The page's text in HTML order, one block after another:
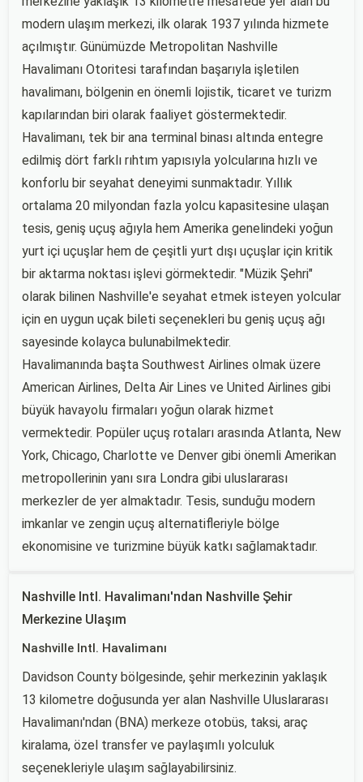
modern ulaşım merkezi, ilk olarak 1937 yılında hizmete
açılmıştır. Günümüzde Metropolitan Nashville
Havalimanı Otoritesi tarafından başarıyla işletilen
havalimanı, bölgenin en önemli lojistik, ticaret ve turizm
kapılarından biri olarak faaliyet göstermektedir.
Havalimanı, tek bir ana terminal binası altında entegre
edilmiş dört farklı rıhtım yapısıyla yolcularına hızlı ve
konforlu bir seyahat deneyimi sunmaktadır. Yıllık
ortalama 20 milyondan fazla yolcu kapasitesine ulaşan
tesis, geniş uçuş ağıyla hem Amerika genelindeki yoğun
yurt içi uçuşlar hem de çeşitli yurt dışı uçuşlar için kritik
bir aktarma noktası işlevi görmektedir. "Müzik Şehri"
olarak bilinen Nashville'e seyahat etmek isteyen yolcular
için en uygun uçak bileti seçenekleri bu geniş uçuş ağı
sayesinde kolayca bulunabilmektedir.
Havalimanında başta Southwest Airlines olmak üzere
American Airlines, Delta Air Lines ve United Airlines gibi
büyük havayolu firmaları yoğun olarak hizmet
vermektedir. Popüler uçuş rotaları arasında Atlanta, New
York, Chicago, Charlotte ve Denver gibi önemli Amerikan
metropollerinin yanı sıra Londra gibi uluslararası
merkezler de yer almaktadır. Tesis, sunduğu modern
imkanlar ve zengin uçuş alternatifleriyle bölge
ekonomisine ve turizmine büyük katkı sağlamaktadır.
Nashville Intl. Havalimanı'ndan Nashville Şehir
Merkezine Ulaşım
Nashville Intl. Havalimanı
Davidson County bölgesinde, şehir merkezinin yaklaşık
13 kilometre doğusunda yer alan Nashville Uluslararası
Havalimanı'ndan (BNA) merkeze otobüs, taksi, araç
kiralama, özel transfer ve paylaşımlı yolculuk
seçenekleriyle ulaşım sağlayabilirsiniz.